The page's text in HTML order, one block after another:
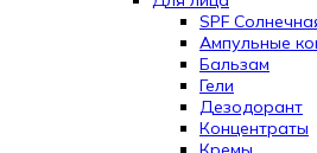
SPF
Ампульные
Бальзам
Гели
Дезодорант
Концентраты